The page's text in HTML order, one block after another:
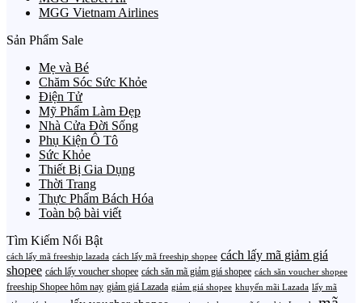
MGG Vietnam Airlines
Sản Phẩm Sale
Mẹ và Bé
Chăm Sóc Sức Khỏe
Điện Tử
Mỹ Phẩm Làm Đẹp
Nhà Cửa Đời Sống
Phụ Kiện Ô Tô
Sức Khỏe
Thiết Bị Gia Dụng
Thời Trang
Thực Phẩm Bách Hóa
Toàn bộ bài viết
Tìm Kiếm Nổi Bật
cách lấy mã freeship lazada cách lấy mã freeship shopee cách lấy mã giảm giá
shopee cách lấy voucher shopee cách săn mã giảm giá shopee cách săn voucher shopee
freeship Shopee hôm nay giảm giá Lazada giảm giá shopee khuyến mãi Lazada lấy mã